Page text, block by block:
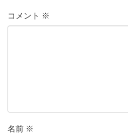
コメント ※
名前 ※